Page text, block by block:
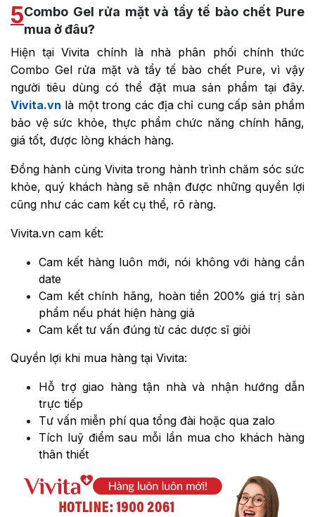
5Combo Gel rửa mặt và tẩy tế bào chết Pure
mua ở đâu?
Hiện tại Vivita chính là nhà phân phối chính thức
Combo Gel rửa mặt và tẩy tế bào chết Pure, vì vậy
người tiêu dùng có thể đặt mua sản phẩm tại đây.
Vivita.vn là một trong các địa chỉ cung cấp sản phẩm
bảo vệ sức khỏe, thực phẩm chức năng chính hãng,
giá tốt, được lòng khách hàng.
Đồng hành cùng Vivita trong hành trình chăm sóc sức
khỏe, quý khách hàng sẽ nhận được những quyền lợi
cũng như các cam kết cụ thể, rõ ràng.
Vivita.vn cam kết:
Cam kết hàng luôn mới, nói không với hàng cần
date
Cam kết chính hãng, hoàn tiền 200% giá trị sản
phẩm nếu phát hiện hàng giả
Cam kết tư vấn đúng từ các dược sĩ giỏi
Quyền lợi khi mua hàng tại Vivita:
Hỗ trợ giao hàng tận nhà và nhận hướng dẫn
trực tiếp
Tư vấn miễn phí qua tổng đài hoặc qua zalo
Tích luỹ điểm sau mỗi lần mua cho khách hàng
thân thiết